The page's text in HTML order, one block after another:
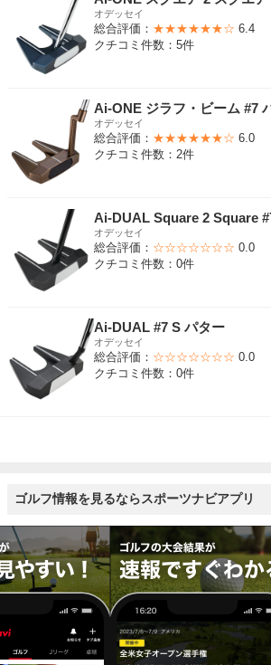
オデッセイ
総合評価： ★★★★★★☆ 6.4
クチコミ件数：5件
Ai-ONE ジラフ・ビーム #7
オデッセイ
総合評価： ★★★★★★☆ 6.0
クチコミ件数：2件
Ai-DUAL Square 2 Square
オデッセイ
総合評価： ☆☆☆☆☆☆☆ 0.0
クチコミ件数：0件
Ai-DUAL #7 S パター
オデッセイ
総合評価： ☆☆☆☆☆☆☆ 0.0
クチコミ件数：0件
ゴルフ情報を見るならスポーツナビアプリ